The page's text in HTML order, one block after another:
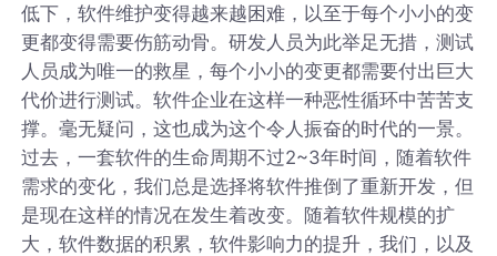
低下，软件维护变得越来越困难，以至于每个小小的变
更都变得需要伤筋动骨。研发人员为此举足无措，测试
人员成为唯一的救星，每个小小的变更都需要付出巨大
代价进行测试。软件企业在这样一种恶性循环中苦苦支
撑。毫无疑问，这也成为这个令人振奋的时代的一景。
过去，一套软件的生命周期不过2~3年时间，随着软件
需求的变化，我们总是选择将软件推倒了重新开发，但
是现在这样的情况在发生着改变。随着软件规模的扩
大，软件数据的积累，软件影响力的提升，我们，以及